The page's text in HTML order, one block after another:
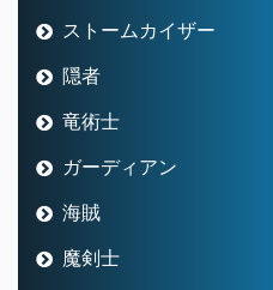
ストームカイザー
隠者
竜術士
ガーディアン
海賊
魔剣士